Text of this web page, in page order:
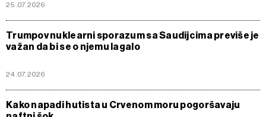
25.07.2026
Trumpov nuklearni sporazum sa Saudijcima previše je
važan da bi se o njemu lagalo
24.07.2026
Kako napadi hutista u Crvenom moru pogoršavaju